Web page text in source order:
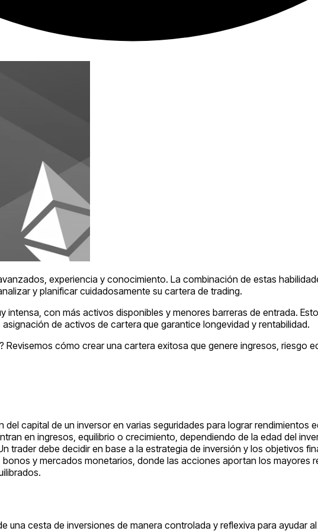
experiencia y conocimiento. La combinación de estas
y planificar cuidadosamente su cartera de trading.
con más activos disponibles y menores barreras de entrada.
de activos de cartera que garantice longevidad y rentabilidad.
? Revisemos cómo crear una cartera exitosa que genere ingresos, riesgo
capital de un inversor en varias seguridades para lograr rendimientos
en ingresos, equilibrio o crecimiento, dependiendo de la edad del
trader debe decidir en base a la estrategia de inversión y los objetivos
y mercados monetarios, donde las acciones aportan los mayores
una cesta de inversiones de manera controlada y reflexiva para ayudar